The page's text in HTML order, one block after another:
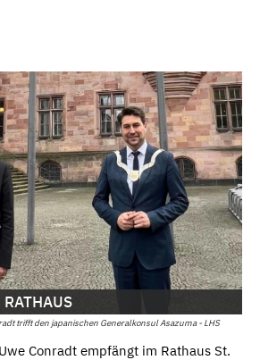
trifft den japanischen Generalkonsul Asazuma - LHS
Conradt empfängt im Rathaus St.